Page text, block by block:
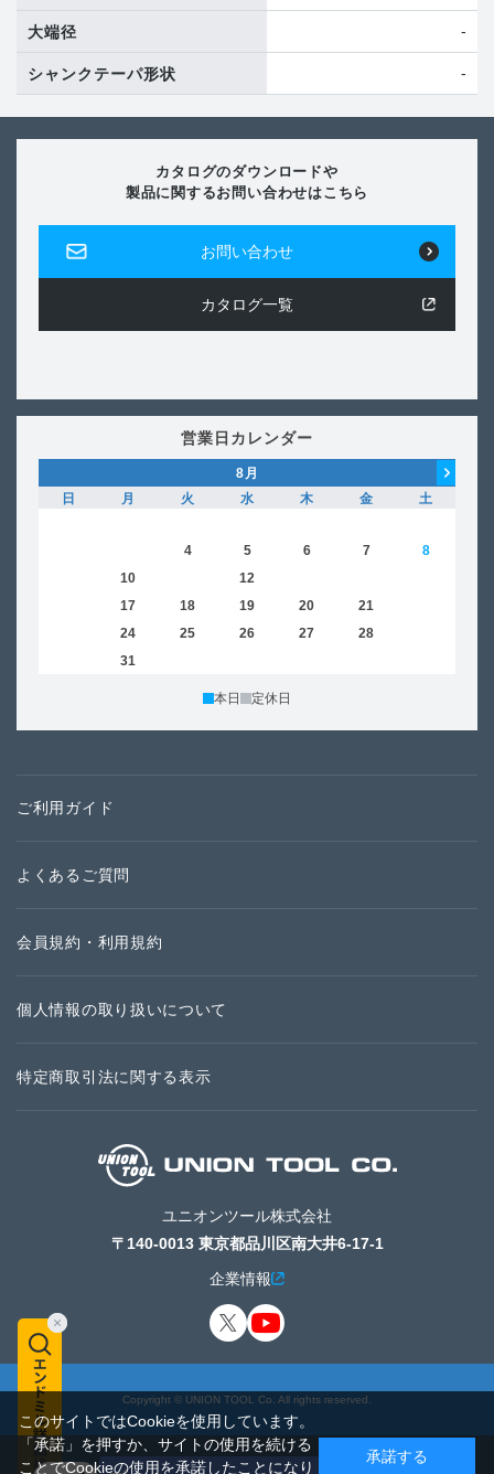
大端径 -
シャンクテーパ形状 -
カタログのダウンロードや
製品に関するお問い合わせはこちら
お問い合わせ
カタログ一覧
営業日カレンダー
8 月
日
月 火 水 木 金
土
4 5 6 7
8
10 12
17 18 19 20 21
24 25 26 27 28
31
本日 定休日
ご利用ガイド
よくあるご質問
会員規約・利用規約
個人情報の取り扱いについて
特定商取引法に関する表示
ユニオンツール株式会社
〒140-0013 東京都品川区南大井6-17-1
企業情報
Copyright © UNION TOOL Co. All rights reserved.
このサイトではCookieを使用しています。
「承諾」を押すか、サイトの使用を続ける
ことでCookieの使用を承諾したことになり
承諾する